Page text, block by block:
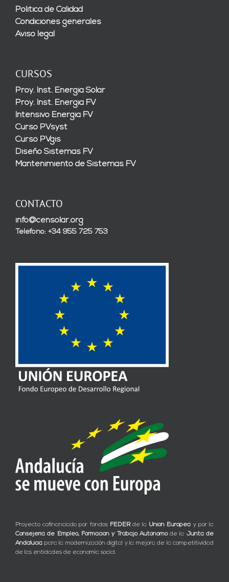
Política de Calidad
Condiciones generales
Aviso legal
CURSOS
Proy. Inst. Energía Solar
Proy. Inst. Energía FV
Intensivo Energía FV
Curso PVsyst
Curso PVgis
Diseño Sistemas FV
Mantenimiento de Sistemas FV
CONTACTO
info@censolar.org
Teléfono: +34 955 725 753
Proyecto cofinanciado por fondos FEDERde la Unión Europea y por la
Consejería de Empleo, Formación y Trabajo Autónomode la Junta de
Andalucía para la modernización digital y la mejora de la competitividad
de las entidades de economía social.